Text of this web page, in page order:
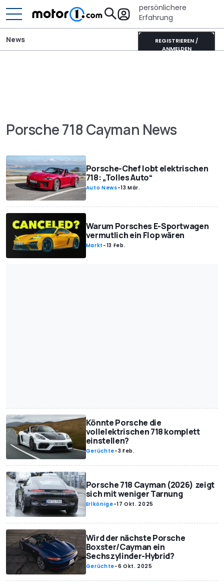
persönlichere
Erfahrung
REGISTRIEREN /
ANMELDEN
News
Porsche 718 Cayman News
Porsche-Chef lobt elektrischen
718: „Tolles Auto“
Auto News-13 Mär.
Warum Porsches E-Sportwagen
vermutlich ein Flop wären
Markt -13 Feb.
Könnte Porsche die
vollelektrischen 718 komplett
einstellen?
Gerüchte-3 Feb.
Porsche 718 Cayman (2026) zeigt
sich mit weniger Tarnung
Erlkönige-17 Okt. 2025
Wird der nächste Porsche
Boxster/Cayman ein
Sechszylinder-Hybrid?
Gerüchte-6 Okt. 2025